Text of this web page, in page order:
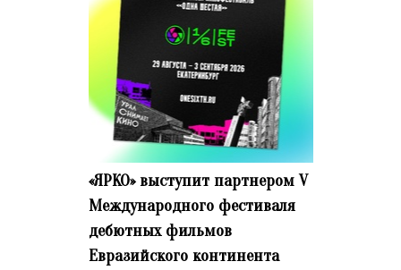
«ЯРКО» выступит партнером V
Международного фестиваля
дебютных фильмов
Евразийского континента